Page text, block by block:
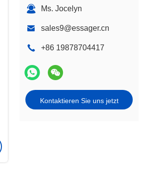
Ms. Jocelyn
sales9@essager.cn
+86 19878704417
Kontaktieren Sie uns jetzt